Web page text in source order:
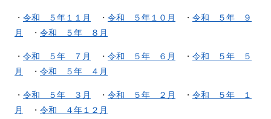
・ 令和 ５年１１月 ・ 令和 ５年１０月 ・ 令和 ５年 ９
月
・ 令和 ５年 ８月
・ 令和 ５年 ７月 ・ 令和 ５年 ６月 ・ 令和 ５年 ５
月
・ 令和 ５年 ４月
・ 令和 ５年 ３月 ・ 令和 ５年 ２月 ・ 令和 ５年 １
月
・ 令和 ４年１２月